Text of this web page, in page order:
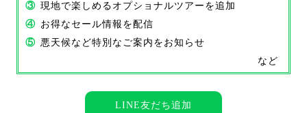
③ 現地で楽しめるオプショナルツアーを追加
④ お得なセール情報を配信
⑤ 悪天候など特別なご案内をお知らせ
など
LINE友だち追加